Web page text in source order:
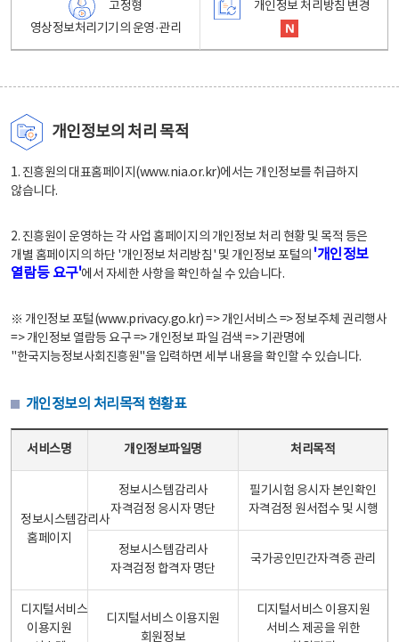
고정형
영상정보처리기기의 운영·관리
개인정보 처리방침 변경
개인정보의 처리 목적
1. 진흥원의 대표홈페이지(www.nia.or.kr)에서는 개인정보를 취급하지
않습니다.
2. 진흥원이 운영하는 각 사업 홈페이지의 개인정보 처리 현황 및 목적 등은
개별 홈페이지의 하단 '개인정보 처리방침' 및 개인정보 포털의 '개인정보
열람등 요구'에서 자세한 사항을 확인하실 수 있습니다.
※ 개인정보 포털(www.privacy.go.kr) => 개인서비스 => 정보주체 권리행사
=> 개인정보 열람등 요구 => 개인정보 파일 검색 => 기관명에
"한국지능정보사회진흥원"을 입력하면 세부 내용을 확인할 수 있습니다.
개인정보의 처리목적 현황표
서비스명 개인정보파일명 처리목적
정보시스템감리사
홈페이지
정보시스템감리사
자격검정 응시자 명단
필기시험 응시자 본인확인
자격검정 원서접수 및 시행
정보시스템감리사
자격검정 합격자 명단
국가공인민간자격증 관리
디지털서비스
이용지원
디지털서비스 이용지원
회원정보
디지털서비스 이용지원
서비스 제공을 위한